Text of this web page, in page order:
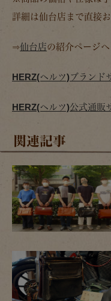
詳細は仙台店まで直接
⇒仙台店の紹介ページへ
HERZ(ヘルツ)ブランド
HERZ(ヘルツ)公式通販
関連記事